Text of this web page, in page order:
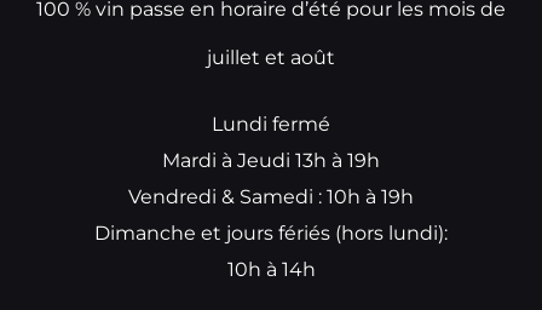
100 % vin passe en horaire d’été pour les mois de
juillet et août
Lundi fermé
Mardi à Jeudi 13h à 19h
Vendredi & Samedi : 10h à 19h
Dimanche et jours fériés (hors lundi):
10h à 14h